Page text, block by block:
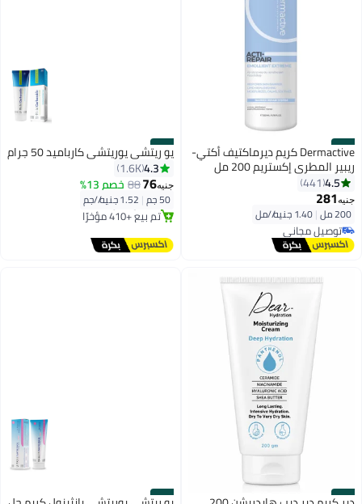
#45 Dermactive كريم ديرماكتيف أكتي-
ريبير المطري إكستريم 200 مل
4.5
441
جنيه281
200 مل |
توصيل مجاني
توصيل مجاني
#46
يو ريتشي يوريتشي كارباميد 50 جرام
4.3
1.6K
جنيه76
88 خصم 13%
50 جم |
توصيل مجاني
بتخلّص بسرعة
تم بيع +410 مؤخرًا
توصيل مجاني
#47
#48